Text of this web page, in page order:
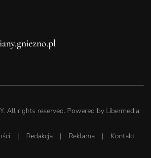
All rights reserved. Powered by Libermedia.
| Redakcja | Reklama | Kontakt